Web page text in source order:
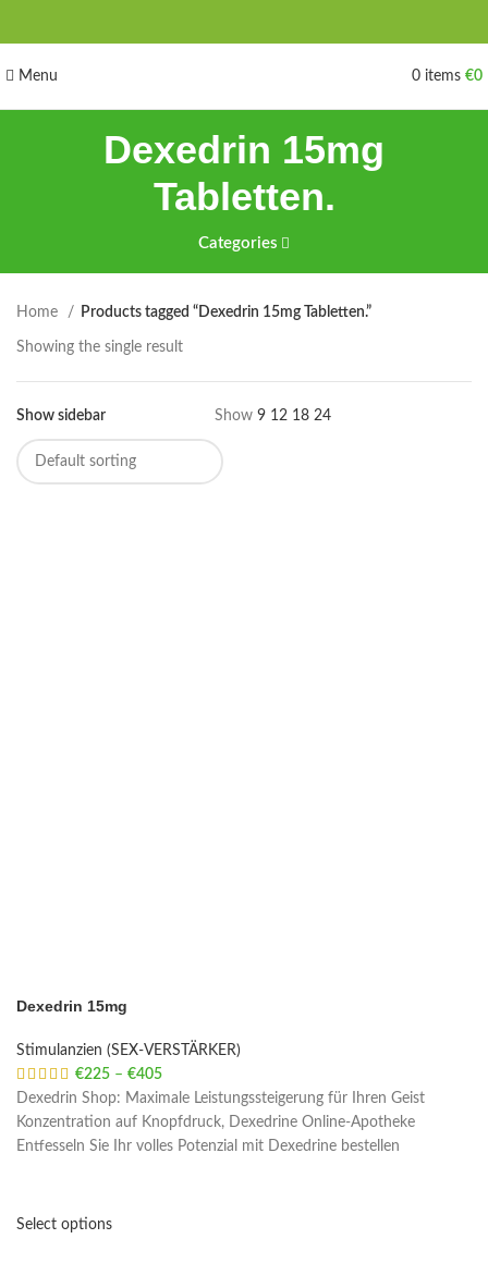
Menu 0 items €0
Dexedrin 15mg
Tabletten.
Categories
Home Products tagged “Dexedrin 15mg Tabletten.”
Showing the single result
Show sidebar Show 9 12 18 24
Dexedrin 15mg
Stimulanzien (SEX-VERSTÄRKER)
€225 – €405
Dexedrin Shop: Maximale Leistungssteigerung für Ihren Geist
Konzentration auf Knopfdruck, Dexedrine Online-Apotheke
Entfesseln Sie Ihr volles Potenzial mit Dexedrine bestellen
Select options